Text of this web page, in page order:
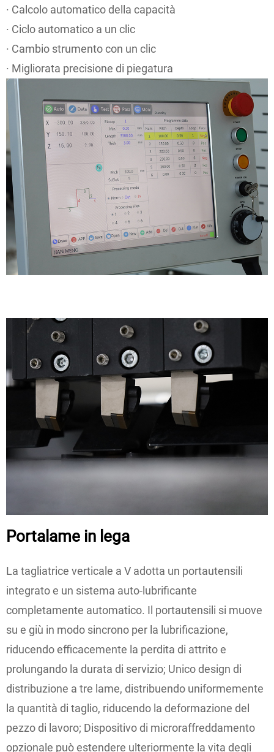
· Calcolo automatico della capacità
· Ciclo automatico a un clic
· Cambio strumento con un clic
· Migliorata precisione di piegatura
Portalame in lega
La tagliatrice verticale a V adotta un portautensili
integrato e un sistema auto-lubrificante
completamente automatico. Il portautensili si muove
su e giù in modo sincrono per la lubrificazione,
riducendo efficacemente la perdita di attrito e
prolungando la durata di servizio; Unico design di
distribuzione a tre lame, distribuendo uniformemente
la quantità di taglio, riducendo la deformazione del
pezzo di lavoro; Dispositivo di microraffreddamento
opzionale può estendere ulteriormente la vita degli